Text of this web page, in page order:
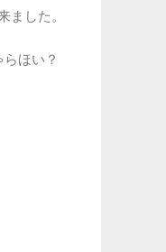
ました。
ほい？